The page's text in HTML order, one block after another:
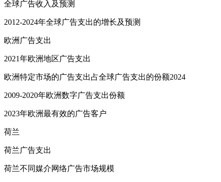
全球广告收入及预测
2012-2024年全球广告支出的增长及预测
欧洲广告支出
2021年欧洲地区广告支出
欧洲特定市场的广告支出占全球广告支出的份额2024
2009-2020年欧洲数字广告支出份额
2023年欧洲最有效的广告客户
荷兰
荷兰广告支出
荷兰不同媒介网络广告市场规模